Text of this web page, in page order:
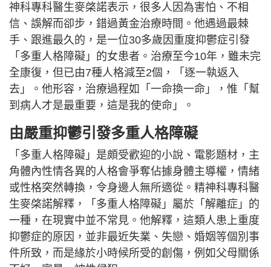
神科專科醫生麥棨諾表示，很多人因為害怕、不相
信、誤解而卻步，錯過黃金治療時間。他遇過最棘
手、跟進最久的，是一位30多歲因重度抑鬱症引發
「多重人格障礙」的女患者。治療至今10年，雖未完
全康復，但已由7種人格減至2個，「逐一執返入
去」。他形容，治療過程如「一命換一命」，惟「幫
到病人才是最重要，這是我的使命」。
由嚴重抑鬱引發多重人格障礙
「多重人格障礙」是頗受歡迎的小說、電影題材，主
角體內性情各異的人格會爭奪佔據身體主導權，情緒
或性格突然轉換，令身邊人無所適從。精神科專科醫
生麥棨諾解釋，「多重人格障礙」屬於「解離症」的
一種，在現實中並不常見。他解釋，這類人患上重度
抑鬱症的原因，並非最近失業、失戀、婚姻等個別事
件所致，而是緣於小時候所受的創傷，例如父母關係